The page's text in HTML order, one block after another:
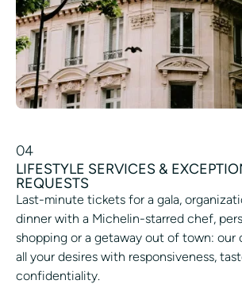
04
LIFESTYLE SERVICES &
REQUESTS
Last-minute tickets for a gala,
dinner with a Michelin-starred chef,
shopping or a getaway out of town: our
all your desires with responsiveness,
confidentiality.